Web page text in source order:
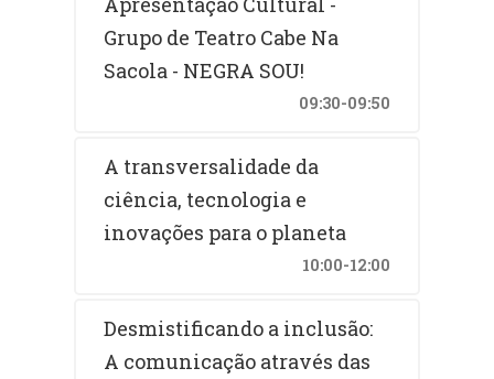
Grupo de Teatro Cabe Na
Sacola - NEGRA SOU!
09:30-09:50
A transversalidade da
ciência, tecnologia e
inovações para o planeta
10:00-12:00
Desmistificando a inclusão:
A comunicação através das